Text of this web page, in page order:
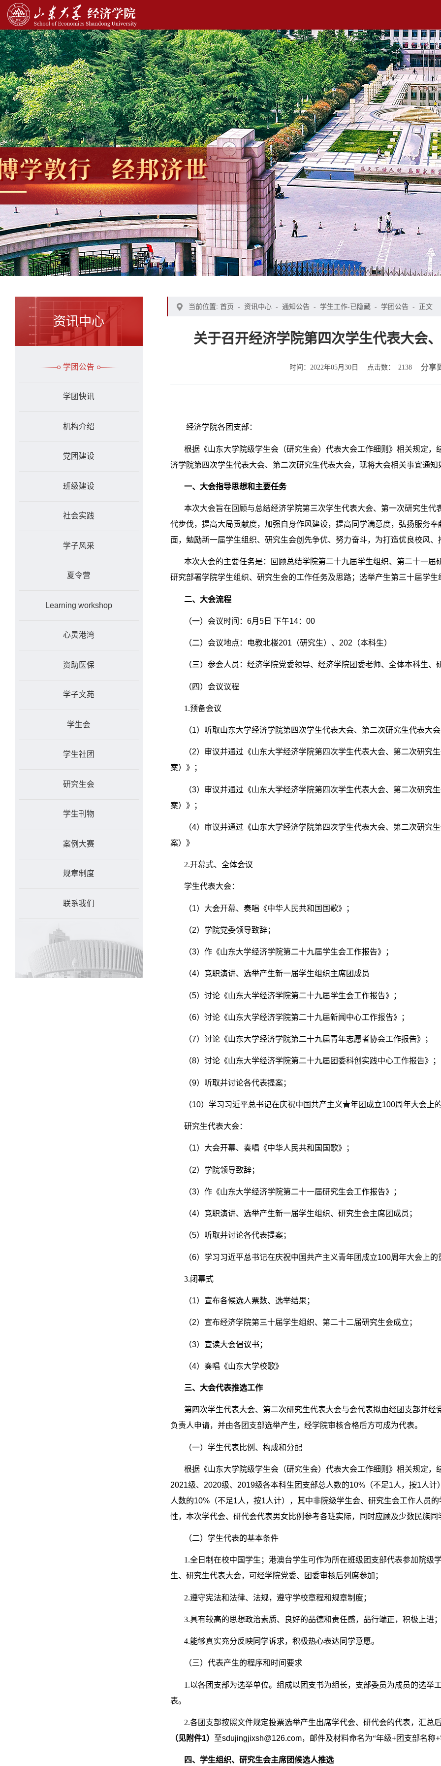
资讯中心
学团公告
学团快讯
机构介绍
党团建设
班级建设
社会实践
学子风采
夏令营
Learning workshop
心灵港湾
资助医保
学子文苑
学生会
学生社团
研究生会
学生刊物
案例大赛
规章制度
联系我们
当前位置: 首页 - 资讯中心 - 通知公告 - 学生工作-已隐藏 - 学团公告 - 正文
关于召开经济学院第四次学生代表大会
时间： 2022年05月30日 点击数： 2138 分享
经济学院各团支部：
根据《山东大学院级学生会（研究生会）代表大会工作细则》相关规定
济学院第四次学生代表大会、第二次研究生代表大会，现将大会相关事宜通知
一、大会指导思想和主要任务
本次大会旨在回顾与总结经济学院第三次学生代表大会、第一次研究生
代步伐，提高大局贡献度，加强自身作风建设，提高同学满意度，弘扬服务
面，勉励新一届学生组织、研究生会创先争优、努力奋斗，为打造优良校风
本次大会的主要任务是：回顾总结学院第二十九届学生组织、第二十一届
研究部署学院学生组织、研究生会的工作任务及思路；选举产生第三十届学生
二、大会流程
（一）会议时间： 6月 5 日 下午14： 00
（二）会议地点：电教北楼201 （研究生）、 202 （本科生）
（三）参会人员：经济学院党委领导、经济学院团委老师、全体本科生、
（四）会议议程
1.预备会议
（1）听取山东大学经济学院第四次学生代表大会、第二次研究生代表大会
（2）审议并通过《山东大学经济学院第四次学生代表大会、第二次研究
案）》；
（3）审议并通过《山东大学经济学院第四次学生代表大会、第二次研究
案）》；
（4）审议并通过《山东大学经济学院第四次学生代表大会、第二次研究
案）》
2.开幕式、全体会议
学生代表大会：
（1）大会开幕、奏唱《中华人民共和国国歌》；
（2）学院党委领导致辞；
（3）作《山东大学经济学院第二十九届学生会工作报告》；
（4）竞职演讲、选举产生新一届学生组织主席团成员
（5）讨论《山东大学经济学院第二十九届学生会工作报告》；
（6）讨论《山东大学经济学院第二十九届新闻中心工作报告》；
（7）讨论《山东大学经济学院第二十九届青年志愿者协会工作报告》；
（8）讨论《山东大学经济学院第二十九届团委科创实践中心工作报告》；
（9）听取并讨论各代表提案；
（10）学习习近平总书记在庆祝中国共产主义青年团成立100周年大会上
研究生代表大会：
（1）大会开幕、奏唱《中华人民共和国国歌》；
（2）学院领导致辞；
（3）作《山东大学经济学院第二十一届研究生会工作报告》；
（4）竞职演讲、选举产生新一届学生组织、研究生会主席团成员；
（5）听取并讨论各代表提案；
（6）学习习近平总书记在庆祝中国共产主义青年团成立100周年大会上的
3.闭幕式
（1）宣布各候选人票数、选举结果；
（2）宣布经济学院第三十届学生组织、第二十二届研究生会成立；
（3）宣读大会倡议书；
（4）奏唱《山东大学校歌》
三、大会代表推选工作
第四次学生代表大会、第二次研究生代表大会与会代表拟由经团支部并
负责人申请，并由各团支部选举产生，经学院审核合格后方可成为代表。
（一）学生代表比例、构成和分配
根据《山东大学院级学生会（研究生会）代表大会工作细则》相关规定
2021级、 2020级、 2019级各本科生团支部总人数的10% （不足1人，按1人计
人数的10% （不足1人，按1人计），其中非院级学生会、研究生会工作人员
性，本次学代会、研代会代表男女比例参考各班实际，同时应顾及少数民族同
（二）学生代表的基本条件
1.全日制在校中国学生；港澳台学生可作为所在班级团支部代表参加院级
生、研究生代表大会，可经学院党委、团委审核后列席参加；
2.遵守宪法和法律、法规，遵守学校章程和规章制度；
3.具有较高的思想政治素质、良好的品德和责任感，品行端正，积极上进；
4.能够真实充分反映同学诉求，积极热心表达同学意愿。
（三）代表产生的程序和时间要求
1.以各团支部为选举单位。组成以团支书为组长，支部委员为成员的选举
表。
2.各团支部按照文件规定投票选举产生出席学代会、研代会的代表，汇总
（见附件1） 至sdujingjixsh@126.com，邮件及材料命名为“年级+团支部名称+
四、学生组织、研究生会主席团候选人推选